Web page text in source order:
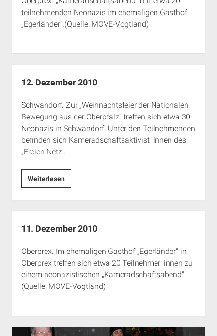
RSS-Feeds, Twitter & Facebook
Kontakt & PGP-Key
teilnehmenden Neonazis im ehemaligen Gasthof
„Egerländer“.(Quelle: MOVE-Vogtland)
12. Dezember 2010
Schwandorf. Zur „Weihnachtsfeier der Nationalen
Bewegung aus der Oberpfalz“ treffen sich etwa 30
Neonazis in Schwandorf. Unter den Teilnehmenden
befinden sich Kameradschaftsaktivist_innen des
„Freien Netz…
Weiterlesen12.
Dezember
2010
11. Dezember 2010
Oberprex. Im ehemaligen Gasthof „Egerländer“ in
Oberprex treffen sich etwa 20 Teilnehmer_innen zu
einem neonazistischen „Kameradschaftsabend“.
(Quelle: MOVE-Vogtland)